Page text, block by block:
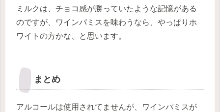
ミルクは、チョコ感が勝っていたような記憶がある
のですが、ワインパミスを味わうなら、やっぱりホ
ワイトの方かな、と思います。
まとめ
アルコールは使用されてませんが、ワインパミスが